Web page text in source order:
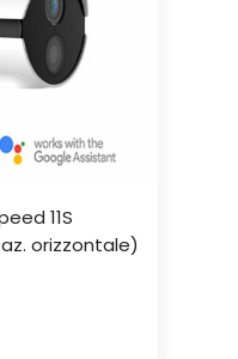
11S
orizzontale)